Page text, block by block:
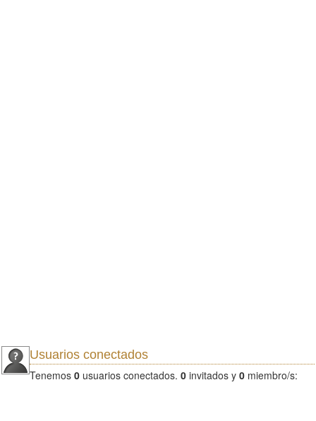
Usuarios conectados
Tenemos 0 usuarios conectados. 0 invitados y 0 miembro/s: